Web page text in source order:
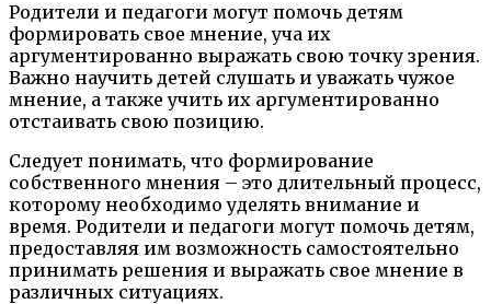
Родители и педагоги могут помочь детям
формировать свое мнение, уча их
аргументированно выражать свою точку зрения.
Важно научить детей слушать и уважать чужое
мнение, а также учить их аргументированно
отстаивать свою позицию.
Следует понимать, что формирование
собственного мнения – это длительный процесс,
которому необходимо уделять внимание и
время. Родители и педагоги могут помочь детям,
предоставляя им возможность самостоятельно
принимать решения и выражать свое мнение в
различных ситуациях.